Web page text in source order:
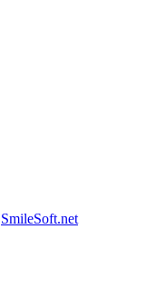
SmileSoft.net